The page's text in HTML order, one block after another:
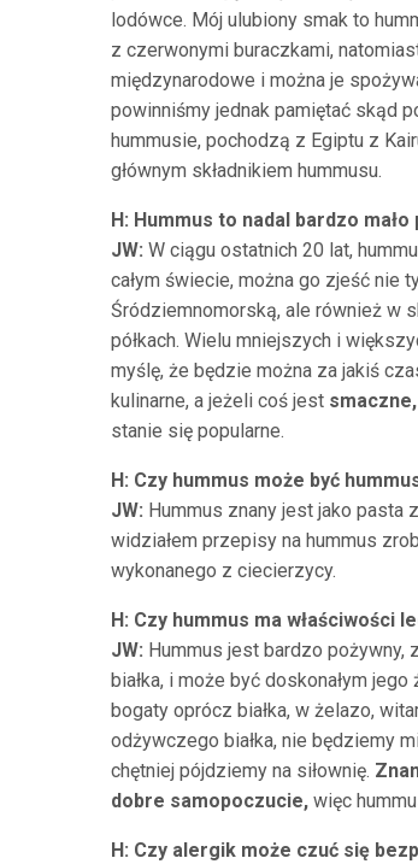
lodówce. Mój ulubiony smak to
z czerwonymi buraczkami,
międzynarodowe i można je
powinniśmy jednak pamiętać skąd
hummusie, pochodzą z Egiptu z
głównym składnikiem hummusu.
H: Hummus to nadal bardzo
JW: W ciągu ostatnich 20 lat,
całym świecie, można go zjeść nie
Śródziemnomorską, ale również w
półkach. Wielu mniejszych i
myślę, że będzie można za jakiś
kulinarne, a jeżeli coś jest
stanie się popularne.
H: Czy hummus może być
JW: Hummus znany jest jako pasta
widziałem przepisy na hummus
wykonanego z ciecierzycy.
H: Czy hummus ma właściwości
JW: Hummus jest bardzo
białka, i może być doskonałym
bogaty oprócz białka, w żelazo,
odżywczego białka, nie będziemy
chętniej pójdziemy na siłownię.
dobre samopoczucie, więc
H: Czy alergik może czuć się